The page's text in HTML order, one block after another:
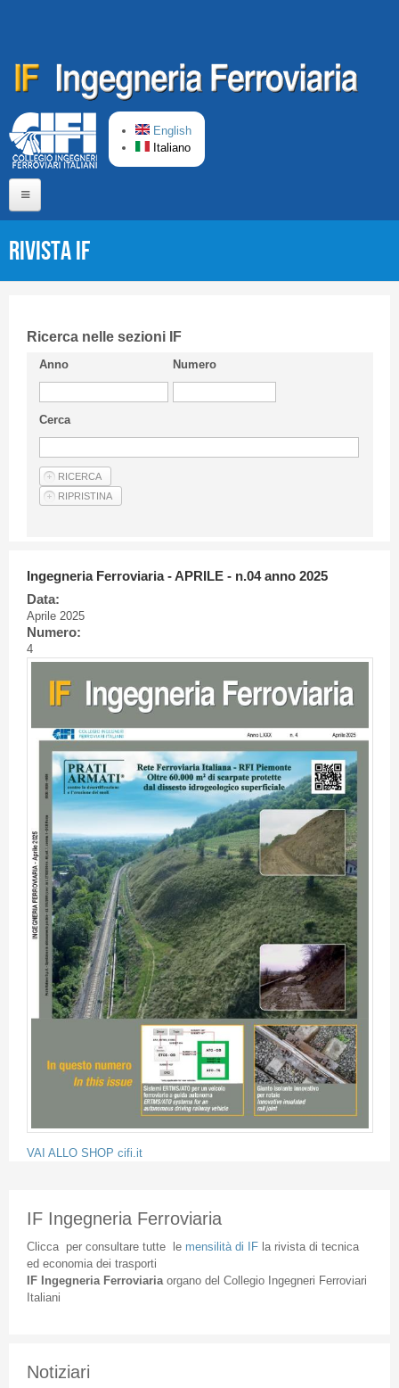
English
Italiano
CIFI in breve
Linee Guida
Privacy Policy
Articoli
Rivista IF
Ricerca nelle sezioni IF
Anno Numero
Cerca
Ingegneria Ferroviaria - APRILE - n.04 anno 2025
Data:
Aprile 2025
Numero:
4
VAI ALLO SHOP cifi.it
IF Ingegneria Ferroviaria
Cliccaper consultare tuttele mensilità di IFla rivista di tecnica
ed economia dei trasporti
IF Ingegneria Ferroviaria organodel Collegio Ingegneri Ferroviari
Italiani
Notiziari